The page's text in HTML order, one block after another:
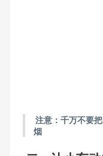
注意：千万不要
烟